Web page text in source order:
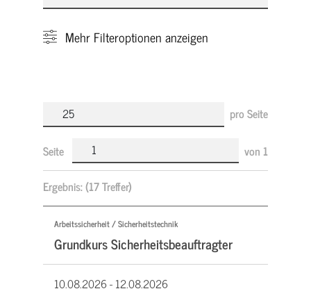
Mehr Filteroptionen anzeigen
pro Seite
Seite von 1
Ergebnis:(17 Treffer)
Arbeitssicherheit / Sicherheitstechnik
Grundkurs Sicherheitsbeauftragter
10.08.2026 -12.08.2026